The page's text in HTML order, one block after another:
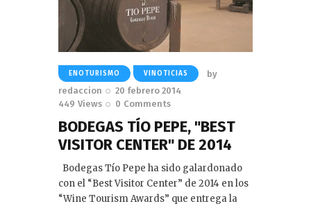
ENOTURISMO VINOTICIAS
by
redaccion
20 febrero 2014
449 Views 0 Comments
BODEGAS TÍO PEPE, "BEST
VISITOR CENTER" DE 2014
Bodegas Tío Pepe ha sido galardonado
con el “Best Visitor Center” de 2014 en los
“Wine Tourism Awards” que entrega la